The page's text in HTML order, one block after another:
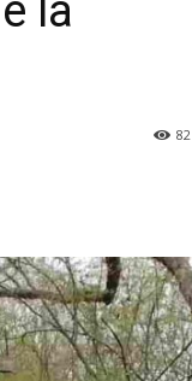
la
82